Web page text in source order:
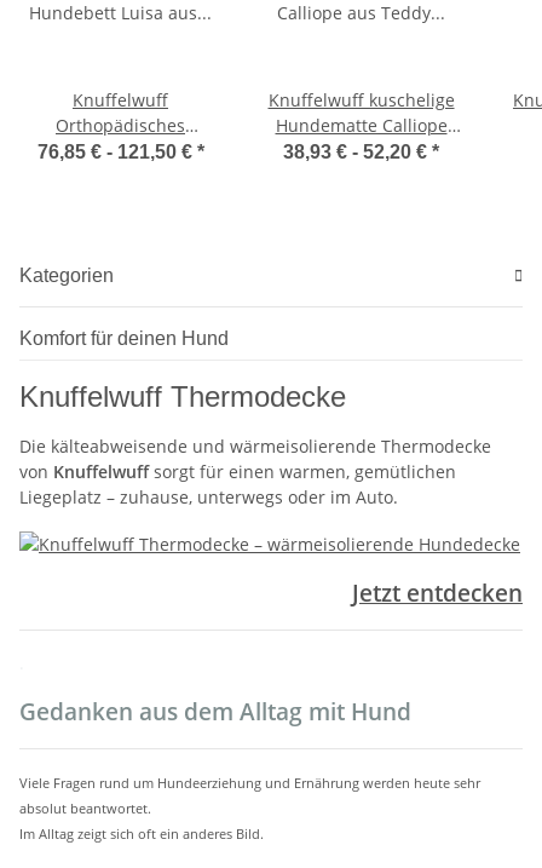
Knuffelwuff
Orthopädisches
Hundebett Luisa aus
76,85 € - 121,50 € *
Knuffelwuff kuschelige
Hundematte Calliope
aus Teddy Material
38,93 € - 52,20 € *
Kategorien
Komfort für deinen Hund
Knuffelwuff Thermodecke
Die kälteabweisende und wärmeisolierende Thermodecke
von Knuffelwuffsorgt für einen warmen, gemütlichen
Liegeplatz – zuhause, unterwegs oder im Auto.
Jetzt entdecken
Gedanken aus dem Alltag mit Hund
Viele Fragen rund um Hundeerziehung und Ernährung werden heute sehr
absolut beantwortet.
Im Alltag zeigt sich oft ein anderes Bild.